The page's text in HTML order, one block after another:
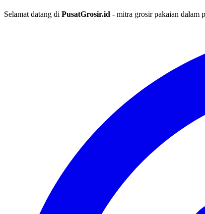
Selamat datang di PusatGrosir.id - mitra grosir pakaian dalam